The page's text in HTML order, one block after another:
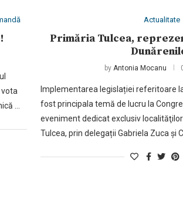
…
Actualitate
Primăria Tulcea,
byAntonia Mocanu
Implementarea legislației referitoare
fost principala temă de lucru la
eveniment dedicat exclusiv
Tulcea, prin delegații Gabriela Zuca și